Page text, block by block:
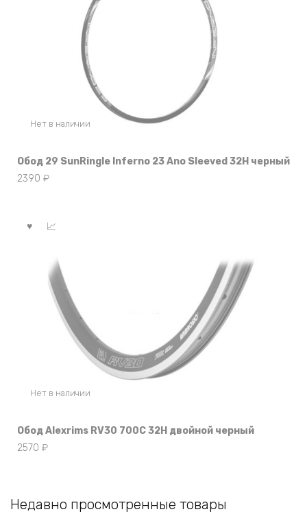
Нет в наличии
Обод 29 SunRingle Inferno 23 Ano Sleeved 32H черный
2390 ₽
Нет в наличии
Обод Alexrims RV30 700C 32H двойной черный
2570 ₽
Недавно просмотренные товары